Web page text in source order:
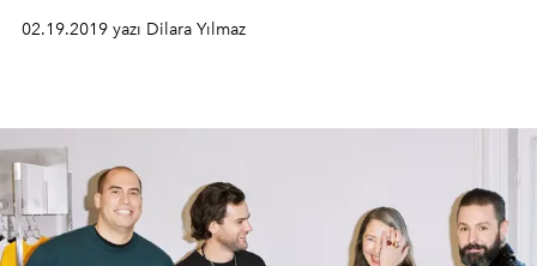
02.19.2019 yazı Dilara Yılmaz